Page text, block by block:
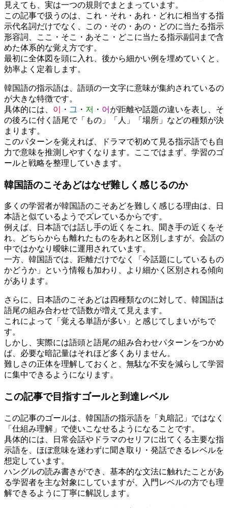
見えても、実は一つの規則でまとまっています。
この記事で扱うのは、これ・それ・あれ・どれに相当する指
示代名詞だけでなく、この・その・あの・どのに当たる指示
形容詞、ここ・そこ・あそこ・どこに当たる指示副詞まで含
めた体系的な覚え方です。
最初に全体図を頭に入れ、後から細かい例を埋めていくと、
効率よく定着します。
韓国語の指示語は、語頭の一文字に意味が集約されているの
が大きな特徴です。
具体的には、 이 ・ 그 ・ 저 ・ 어 が距離や話題の違いを表し、そ
の後ろに付く語尾で「もの」「人」「場所」などの種類が決
まります。
このパターンを覚えれば、ドラマで初めて見る指示語でも自
力で意味を推測しやすくなります。ここではまず、学習のゴ
ールと戦略を整理していきます。
韓国語のこそあどはなぜ難しく感じるのか
多くの学習者が韓国語のこそあどを難しく感じる理由は、日
本語と似ているようでズレているからです。
例えば、日本語では話し手の近くをこれ、聞き手の近くをそ
れ、どちらからも離れたものをあれと区別しますが、会話の
中ではかなり曖昧に運用されています。
一方、韓国語では、距離だけでなく「今話題にしているもの
かどうか」という情報も加わり、より細かく区別される傾向
があります。
さらに、日本語のこそあどは四種類なのに対して、韓国語は
語尾の組み合わせで語数が増えて見えます。
これによって「覚える単語が多い」と感じてしまいがちで
す。
しかし、実際には語頭と語尾の組み合わせパターンをつかめ
ば、必要な暗記量はそれほど多くありません。
難しさの正体を理解しておくと、無駄な不安を減らして学習
に集中できるようになります。
この記事で目指すゴールと到達レベル
この記事のゴールは、韓国語の指示語を「丸暗記」ではなく
「仕組み理解」で使いこなせるようになることです。
具体的には、日常会話やドラマのセリフに出てくる主要な指
示語を、ほぼ意味を迷わずに聞き取り・発話できるレベルを
想定しています。
ハングルの読み書きができ、基本的な文法に触れたことがあ
る学習者を主な対象にしていますが、入門レベルの方でも理
解できるように丁寧に解説します。